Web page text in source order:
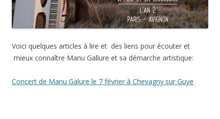
Voici quelques articles à lire et des liens pour écouter et
mieux connaître Manu Gallure et sa démarche artistique:
Concert de Manu Galure le 7 février à Chevagny sur Guye